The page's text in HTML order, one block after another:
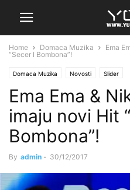
Home Domaca Muzika
Ema
“Secer I Bombona”!
Domaca Muzika Novosti Slider
Ema Ema &
imaju novi Hit
Bombona”!
By admin - 30/12/2017